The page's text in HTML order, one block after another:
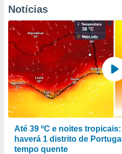
Notícias
Até 39 ºC e noites
haverá 1 distrito de
tempo quente